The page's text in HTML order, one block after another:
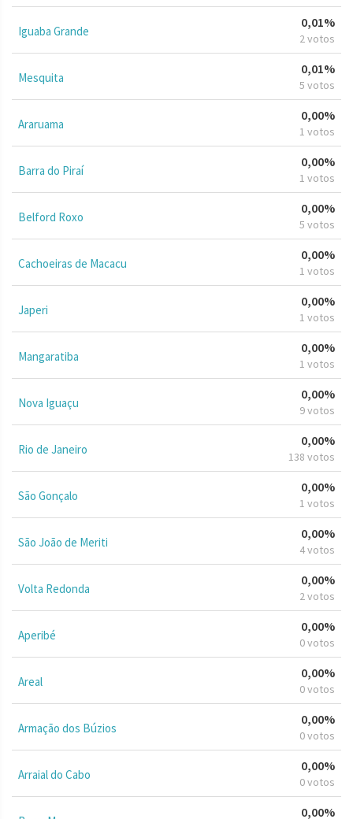
Iguaba Grande
0,01%
2 votos
Mesquita
0,01%
5 votos
Araruama
0,00%
1 votos
Barra do Piraí
0,00%
1 votos
Belford Roxo
0,00%
5 votos
Cachoeiras de Macacu
0,00%
1 votos
Japeri
0,00%
1 votos
Mangaratiba
0,00%
1 votos
Nova Iguaçu
0,00%
9 votos
Rio de Janeiro
0,00%
138 votos
São Gonçalo
0,00%
1 votos
São João de Meriti
0,00%
4 votos
Volta Redonda
0,00%
2 votos
Aperibé
0,00%
0 votos
Areal
0,00%
0 votos
Armação dos Búzios
0,00%
0 votos
Arraial do Cabo
0,00%
0 votos
0,00%